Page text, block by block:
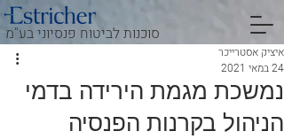
סוכנות לביטוח פנסיוני בע"מ
נמשכת מגמת הירידה בדמי
הניהול בקרנות הפנסיה
איציק אסטרייכר
24 במאי 2021